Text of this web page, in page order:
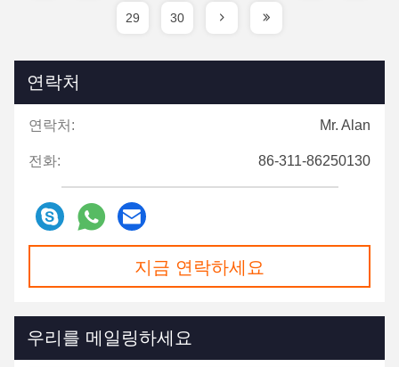
29 30
연락처
연락처: Mr. Alan
전화: 86-311-86250130
지금 연락하세요
우리를 메일링하세요